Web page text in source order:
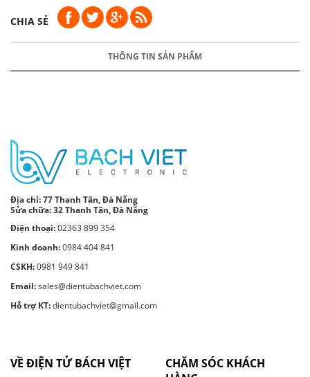
CHIA SẺ
THÔNG TIN SẢN PHẨM
Địa chỉ:77 Thanh Tân, Đà Nẵng
Sửa chữa: 32 Thanh Tân, Đà Nẵng
Điện thoại:02363 899 354
Kinh doanh:0984 404 841
CSKH:0981 949 841
Email:sales@dientubachviet.com
Hỗ trợ KT:dientubachviet@gmail.com
VỀ ĐIỆN TỬ BÁCH VIỆT
CHĂM SÓC KHÁCH